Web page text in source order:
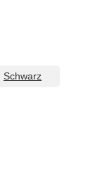
Schwarz